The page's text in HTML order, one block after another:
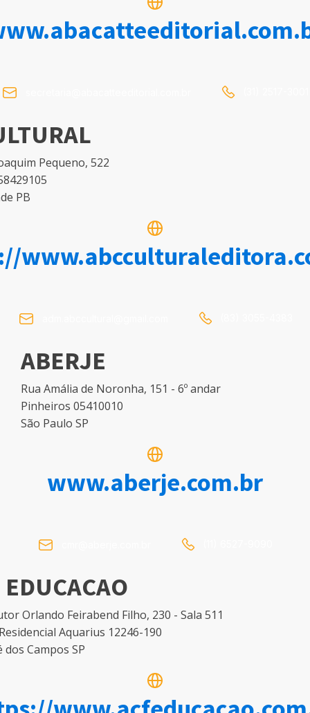
Pequeno, 522
PB
ABERJE
Rua Amália de Noronha, 151 - 6º andar
Pinheiros 05410010
São Paulo SP
www.aberje.com.br
EDUCACAO
Orlando Feirabend Filho, 230 - Sala 511
Aquarius 12246-190
dos Campos SP